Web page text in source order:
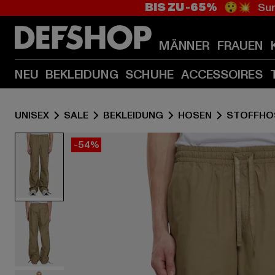
BIS ZU -65% 😲💥
MÄNNER FRAUEN
NEU BEKLEIDUNG SCHUHE ACCESSOIRES
UNISEX SALE BEKLEIDUNG HOSEN
-54%